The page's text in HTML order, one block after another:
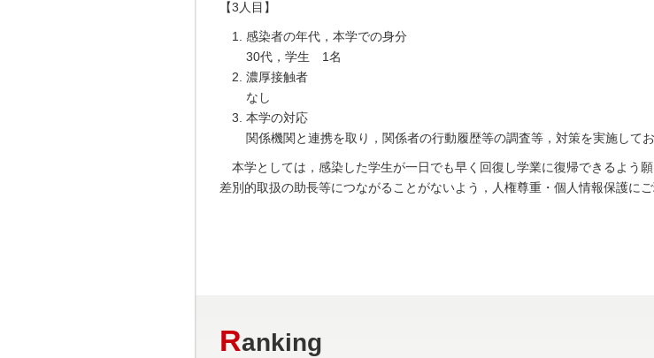
【3人目】
感染者の年代，本学での身分
30代，学生 1名
濃厚接触者
なし
本学の対応
関係機関と連携を取り，関係者の行動履歴等の調査等，対策を実施してお
本学としては，感染した学生が一日でも早く回復し学業に復帰できるよう
差別的取扱の助長等につながることがないよう，人権尊重・個人情報保護に
Ranking